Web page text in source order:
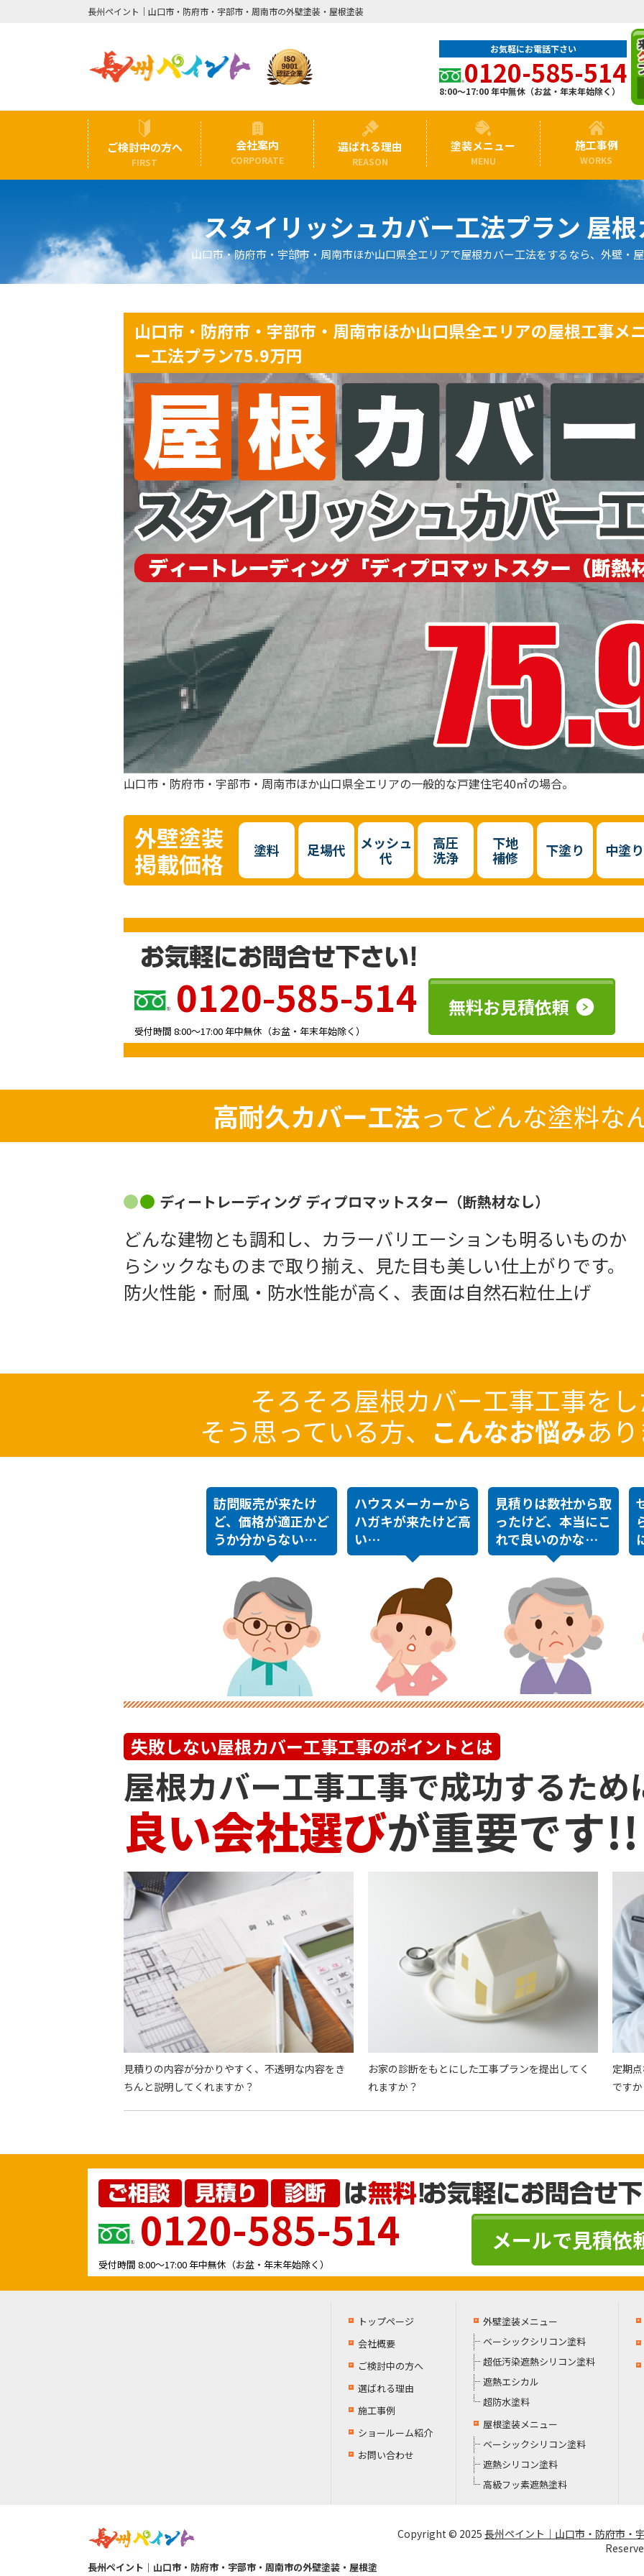
長州ペイント｜山口市・防府市・宇部市・周南市の外壁塗装・屋根塗装
お気軽にお電話下さい
0120-585-514
8:00〜17:00年中無休（お盆・年末年始除く）
ご検討中の方へ
FIRST
会社案内
CORPORATE
選ばれる理由
REASON
塗装メニュー
MENU
施工事例
WORKS
スタイリッシュカバー工法プラン 屋
山口市・防府市・宇部市・周南市ほか山口県全エリアで屋根カバー工法をするなら、外壁・
山口市・防府市・宇部市・周南市ほか山口県全エリアの屋根工事メ
ー工法プラン75.9万円
山口市・防府市・宇部市・周南市ほか山口県全エリアの一般的な戸建住宅40㎡の場合。
外壁塗装
掲載価格
塗料 足場代
メッシュ
代
高圧
洗浄
下地
補修
下塗り 中塗り
0120-585-514
受付時間 8:00〜17:00年中無休（お盆・年末年始除く）
無料お見積依頼
高耐久カバー工法ってどんな塗料な
ディートレーディング ディプロマットスター（断熱材なし）
どんな建物とも調和し、カラーバリエーションも明るいものか
らシックなものまで取り揃え、見た目も美しい仕上がりです。
防火性能・耐風・防水性能が高く、表面は自然石粒仕上げ
そろそろ屋根カバー工事工事を
そう思っている方、 こんなお悩みあ
訪問販売が来たけ
ど、価格が適正かど
うか分からない…
ハウスメーカーから
ハガキが来たけど高
い…
見積りは数社から取
ったけど、本当にこ
れで良いのかな…
失敗しない屋根カバー工事工事のポイントとは
屋根カバー工事工事で成功するため
良い会社選びが重要です!!
見積りの内容が分かりやすく、不透明な内容をき
ちんと説明してくれますか？
お家の診断をもとにした工事プランを提出してく
れますか？
定期
です
0120-585-514
受付時間 8:00〜17:00年中無休（お盆・年末年始除く）
メールで見積依
トップページ
会社概要
ご検討中の方へ
選ばれる理由
施工事例
ショールーム紹介
お問い合わせ
外壁塗装メニュー
ベーシックシリコン塗料
超低汚染遮熱シリコン塗料
遮熱エシカル
超防水塗料
屋根塗装メニュー
ベーシックシリコン塗料
遮熱シリコン塗料
高級フッ素遮熱塗料
長州ペイント｜山口市・防府市・宇部市・周南市の外壁塗装・屋根塗
Copyright © 2025 長州ペイント｜山口市・防府市・